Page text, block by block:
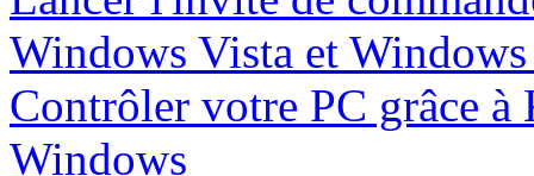
Windows Vista et
Contrôler votre PC grâce
Windows